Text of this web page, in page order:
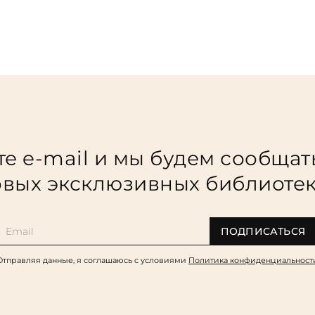
e-mail и мы будем
эксклюзивных
ПОДПИСАТЬСЯ
данные, я соглашаюсь c условиями Политика